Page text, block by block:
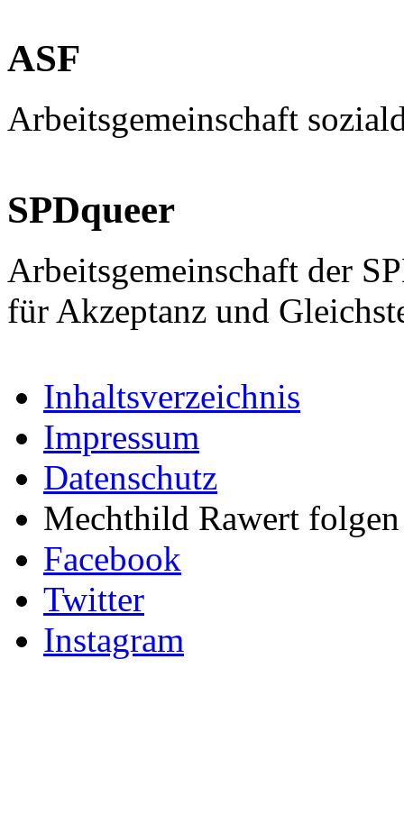
ASF
Arbeitsgemeinschaft
SPDqueer
Arbeitsgemeinschaft der
für Akzeptanz und
Inhaltsverzeichnis
Impressum
Datenschutz
Mechthild Rawert
Facebook
Twitter
Instagram